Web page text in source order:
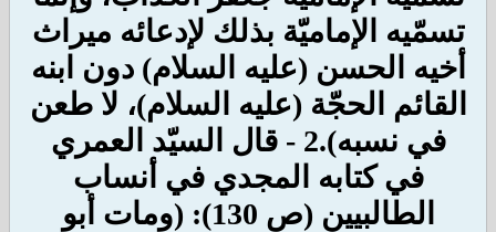
تسمّيه الإماميّة بذلك لإدعائه ميراث
أخيه الحسن (عليه السلام) دون ابنه
القائم الحجّة (عليه السلام)، لا طعن
في نسبه).2 - قال السيّد العمري
في كتابه المجدي في أنساب
الطالبيين (ص 130): (
ومات أبو